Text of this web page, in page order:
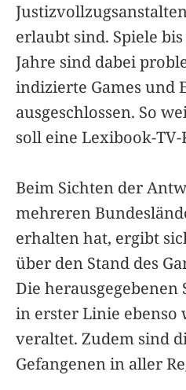
erlaubt sind. Spiele
Jahre sind dabei
indizierte Games und
ausgeschlossen. So
soll eine Lexibook-TV-
Beim Sichten der
mehreren
erhalten hat, ergibt
über den Stand des
Die
in erster Linie ebenso
veraltet. Zudem sind
Gefangenen in aller